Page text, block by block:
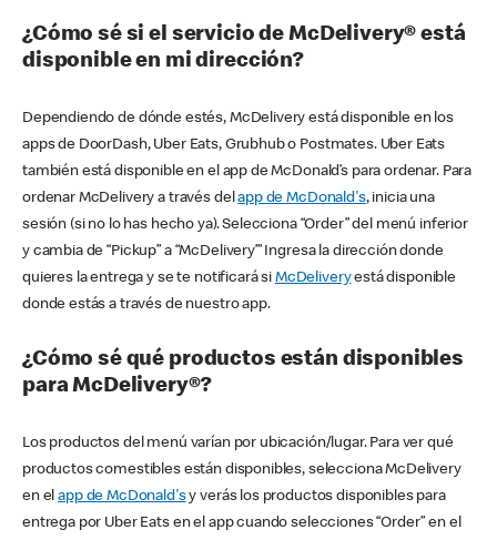
¿Cómo sé si el servicio de McDelivery® está
disponible en mi dirección?
Dependiendo de dónde estés, McDelivery está disponible en los
apps de DoorDash, Uber Eats, Grubhub o Postmates. Uber Eats
también está disponible en el app de McDonald’s para ordenar. Para
ordenar McDelivery a través delapp de McDonald's, inicia una
sesión (si no lo has hecho ya). Selecciona “Order” del menú inferior
y cambia de “Pickup” a “McDelivery’” Ingresa la dirección donde
quieres la entrega y se te notificará si McDeliveryestá disponible
donde estás a través de nuestro app.
¿Cómo sé qué productos están disponibles
para McDelivery®?
Los productos del menú varían por ubicación/lugar. Para ver qué
productos comestibles están disponibles, selecciona McDelivery
en elapp de McDonald'sy verás los productos disponibles para
entrega por Uber Eats en el app cuando selecciones “Order” en el